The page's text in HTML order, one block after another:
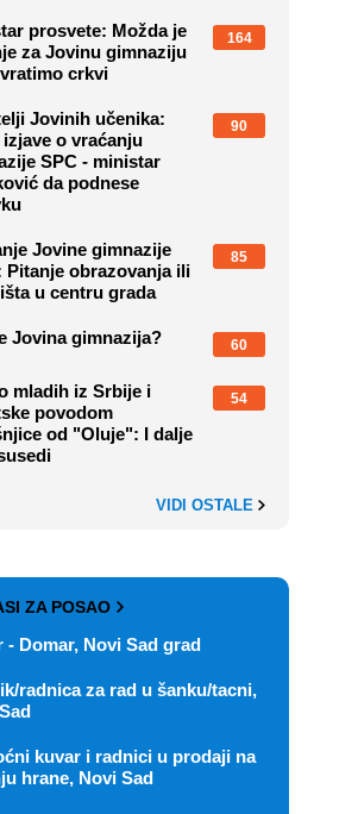
prosvete: Možda je
za Jovinu gimnaziju
crkvi
164
Jovinih učenika:
o vraćanju
SPC - ministar
da podnese
90
Jovine gimnazije
Pitanje obrazovanja ili
u centru grada
85
Jovina gimnazija? 60
mladih iz Srbije i
povodom
od "Oluje": I dalje
54
VIDI OSTALE
ZA POSAO
- Domar, Novi Sad grad
radnica za rad u šanku/tacni,
kuvar i radnici u prodaji na
hrane, Novi Sad